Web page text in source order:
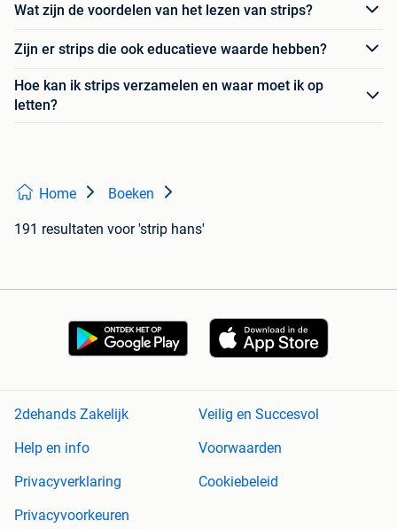
Wat zijn de voordelen van het lezen van strips?
Zijn er strips die ook educatieve waarde hebben?
Hoe kan ik strips verzamelen en waar moet ik op
letten?
Home Boeken
191 resultaten voor 'strip hans'
2dehands Zakelijk
Veilig en Succesvol
Help en info
Voorwaarden
Privacyverklaring
Cookiebeleid
Privacyvoorkeuren